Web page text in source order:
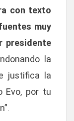
con texto
muy
presidente
la
justifica la
Evo, por tu